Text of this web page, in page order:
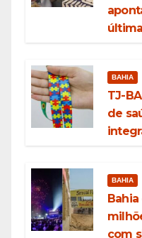
BAHIA
TJ-
de
BAHIA
Bahia
com